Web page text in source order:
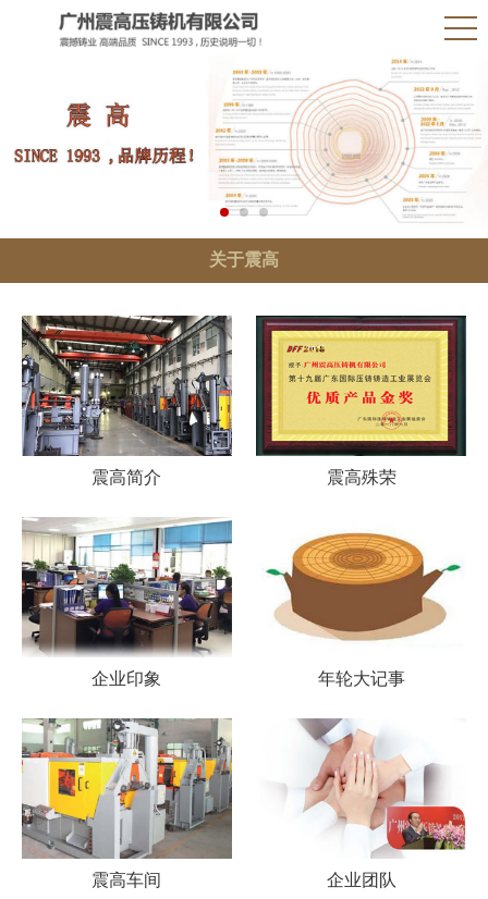
关于震高
震高简介 震高殊荣
企业印象 年轮大记事
震高车间 企业团队